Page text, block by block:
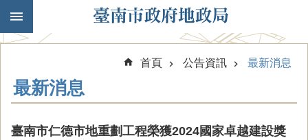
跳到主要內容區塊
首頁 公告資訊 最新消息
最新消息
臺南市仁德市地重劃工程榮獲2024國家卓越建設獎